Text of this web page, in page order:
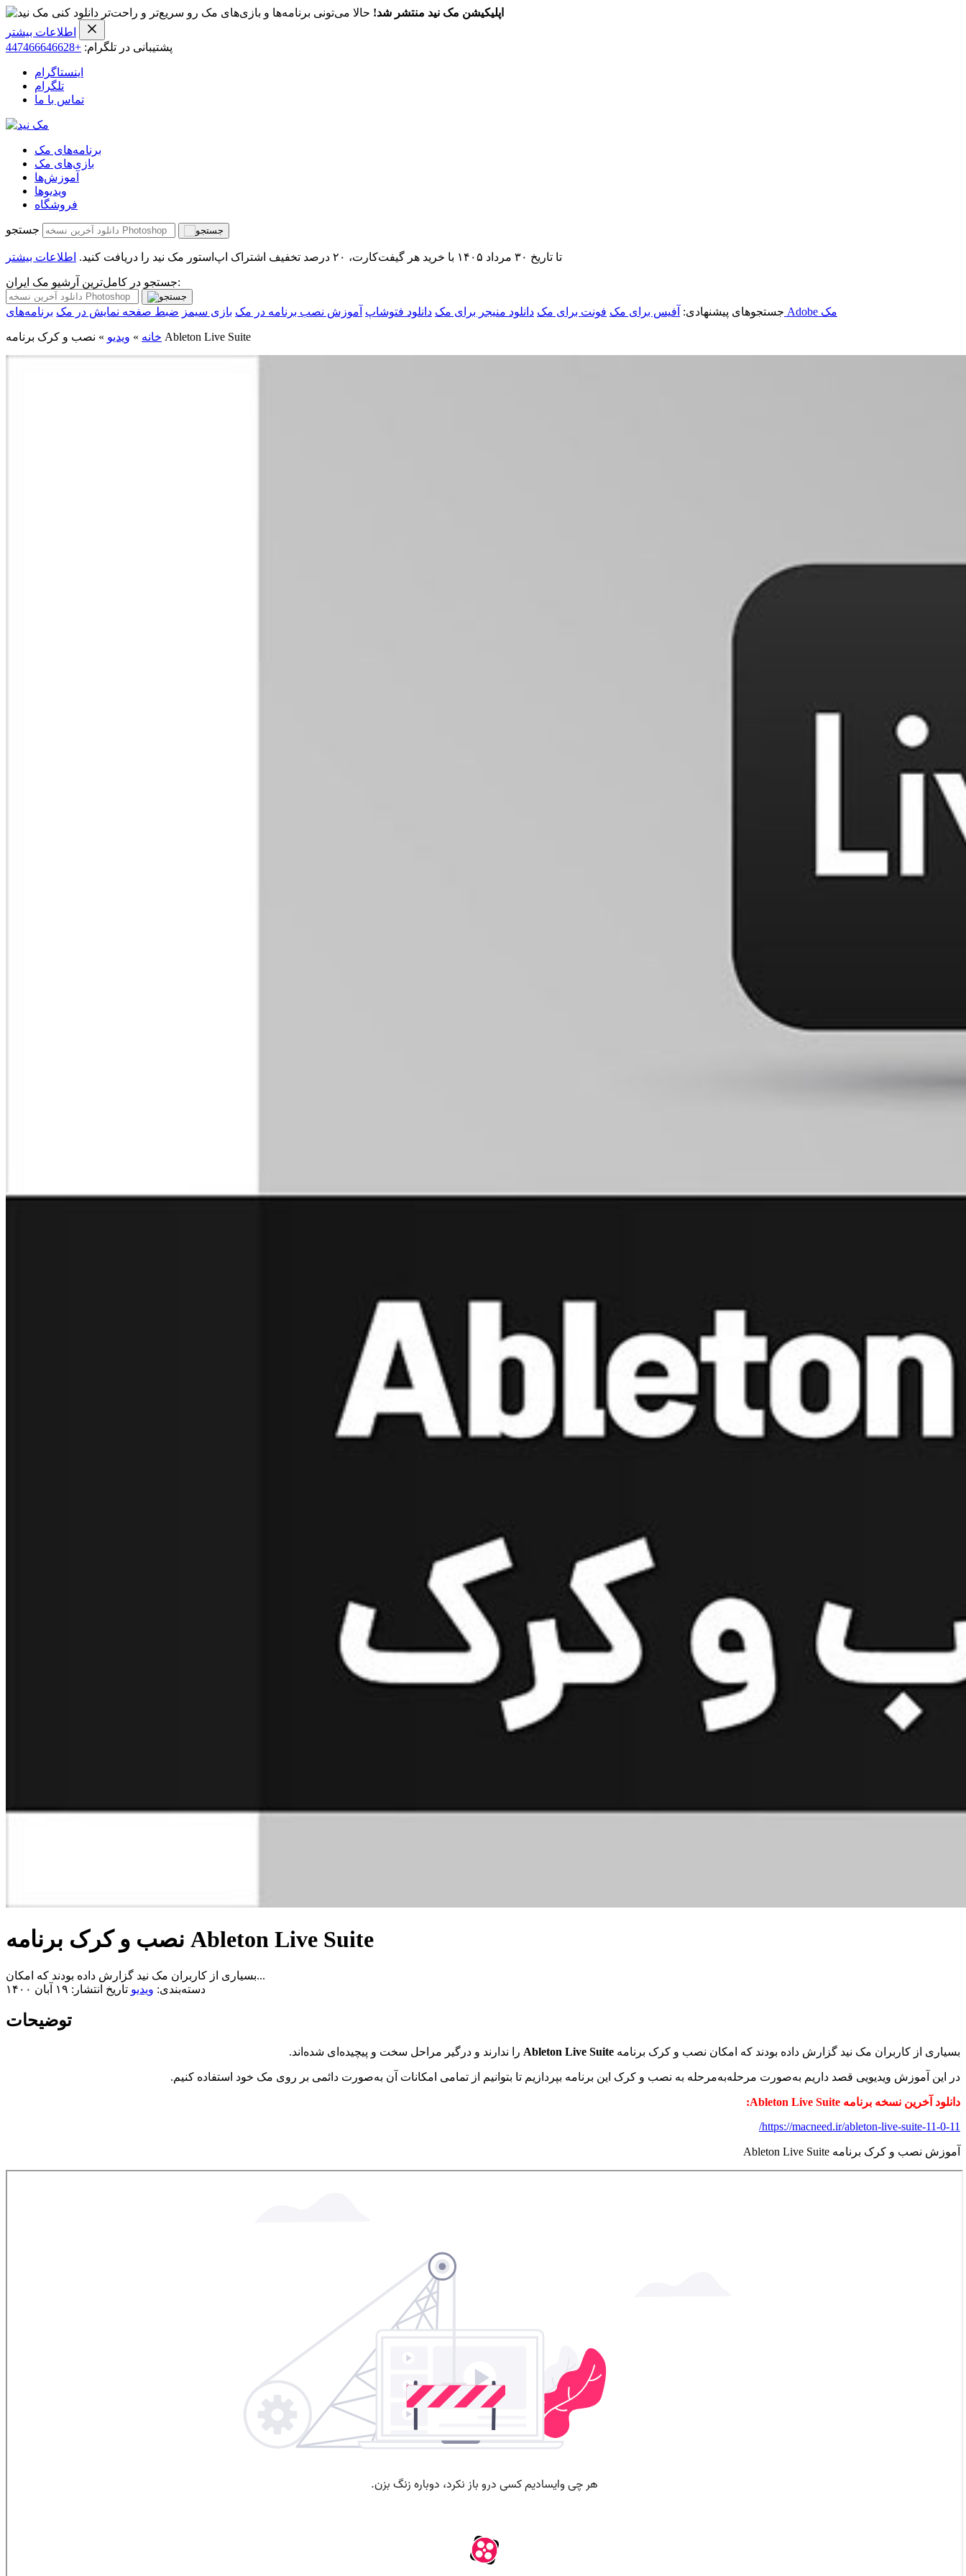
اپلیکیشن مک نید منتشر شد! حالا می‌تونی برنامه‌ها و بازی‌های مک رو سریع‌تر و راحت‌تر دانلود کنی
اطلاعات بیشتر
پشتیبانی در تلگرام: +447466646628
اینستاگرام
تلگرام
تماس با ما
برنامه‌های مک
بازی‌های مک
آموزش‌ها
ویدیو‌ها
فروشگاه
جستجو
تا تاریخ ۳۰ مرداد ۱۴۰۵ با خرید هر گیفت‌کارت، ۲۰ درصد تخفیف اشتراک اپ‌استور مک نید را دریافت کنید. اطلاعات بیشتر
جستجو در کامل‌ترین آرشیو مک ایران:
جستجوهای پیشنهادی: آفیس برای مک فونت برای مک دانلود منیجر برای مک دانلود فتوشاپ آموزش نصب برنامه در مک بازی سیمز ضبط صفحه نمایش در مک برنامه‌های Adobe مک
خانه » ویدیو » نصب و کرک برنامه Ableton Live Suite
نصب و کرک برنامه Ableton Live Suite
بسیاری از کاربران مک نید گزارش داده بودند که امکان...
دسته‌بندی: ویدیو تاریخ انتشار: ۱۹ آبان ۱۴۰۰
توضیحات
بسیاری از کاربران مک نید گزارش داده بودند که امکان نصب و کرک برنامه Ableton Live Suite را ندارند و درگیر مراحل سخت و پیچیده‌ای شده‌اند.
در این آموزش ویدیویی قصد داریم به‌صورت مرحله‌به‌مرحله به نصب و کرک این برنامه بپردازیم تا بتوانیم از تمامی امکانات آن به‌صورت دائمی بر روی مک خود استفاده کنیم.
دانلود آخرین نسخه برنامه Ableton Live Suite:
https://macneed.ir/ableton-live-suite-11-0-11/
آموزش نصب و کرک برنامه Ableton Live Suite